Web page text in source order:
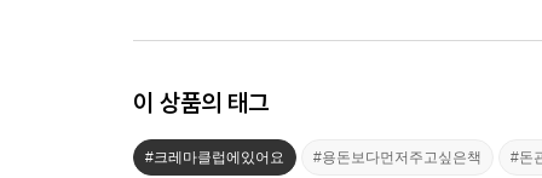
이 상품의 태그
#크레마클럽에있어요 #용돈보다먼저주고싶은책 #돈